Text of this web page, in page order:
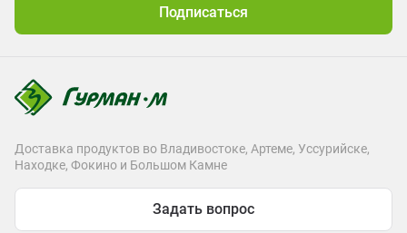
Подписаться
Доставка продуктов во Владивостоке, Артеме, Уссурийске,
Находке, Фокино и Большом Камне
Задать вопрос